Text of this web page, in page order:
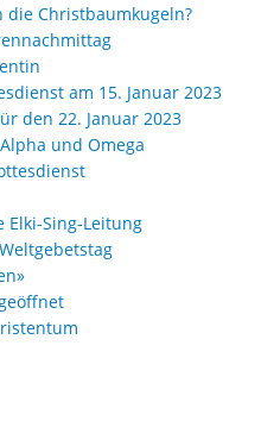
die Christbaumkugeln?
am 15. Januar 2023
den 22. Januar 2023
und Omega
Elki-Sing-Leitung